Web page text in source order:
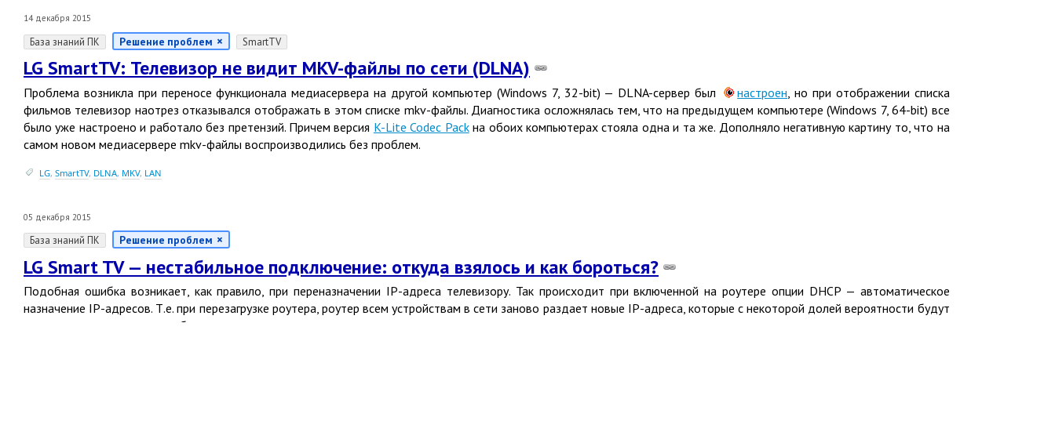
14 декабря 2015
База знаний ПК Решение проблем SmartTV
LG SmartTV: Телевизор не видит MKV-файлы по сети (DLNA)
Проблема возникла при переносе функционала медиасервера на другой компьютер (Windows 7, 32-bit) — DLNA-сервер был настроен, но при отображении списка
фильмов телевизор наотрез отказывался отображать в этом списке mkv-файлы. Диагностика осложнялась тем, что на предыдущем компьютере (Windows 7, 64-bit) все
было уже настроено и работало без претензий. Причем версия K-Lite Codec Packна обоих компьютерах стояла одна и та же. Дополняло негативную картину то, что на
самом новом медиасервере mkv-файлы воспроизводились без проблем.
LG, SmartTV, DLNA, MKV, LAN
05 декабря 2015
База знаний ПК Решение проблем
LG Smart TV — нестабильное подключение: откуда взялось и как бороться?
Подобная ошибка возникает, как правило, при переназначении IP-адреса телевизору. Так происходит при включенной на роутере опции DHCP — автоматическое
назначение IP-адресов. Т.е. при перезагрузке роутера, роутер всем устройствам в сети заново раздает новые IP-адреса, которые с некоторой долей вероятности будут
отличными, от тех, которые были назначены до его перезагрузки.